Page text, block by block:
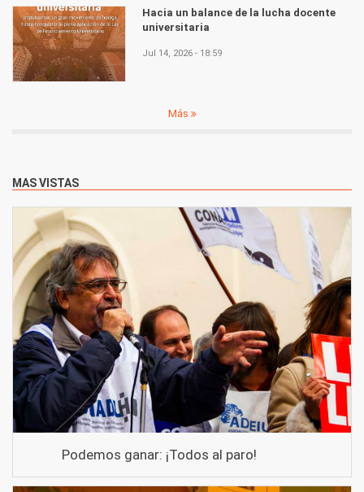
Hacia un balance de la lucha docente
universitaria
Jul 14, 2026 - 18:59
Más
MAS VISTAS
Podemos ganar: ¡Todos al paro!